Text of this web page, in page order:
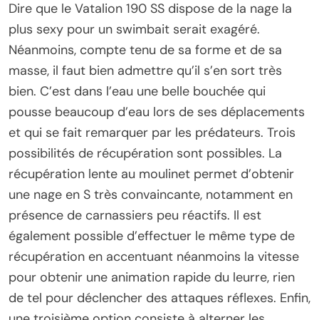
Dire que le Vatalion 190 SS dispose de la nage la
plus sexy pour un swimbait serait exagéré.
Néanmoins, compte tenu de sa forme et de sa
masse, il faut bien admettre qu’il s’en sort très
bien. C’est dans l’eau une belle bouchée qui
pousse beaucoup d’eau lors de ses déplacements
et qui se fait remarquer par les prédateurs. Trois
possibilités de récupération sont possibles. La
récupération lente au moulinet permet d’obtenir
une nage en S très convaincante, notamment en
présence de carnassiers peu réactifs. Il est
également possible d’effectuer le même type de
récupération en accentuant néanmoins la vitesse
pour obtenir une animation rapide du leurre, rien
de tel pour déclencher des attaques réflexes. Enfin,